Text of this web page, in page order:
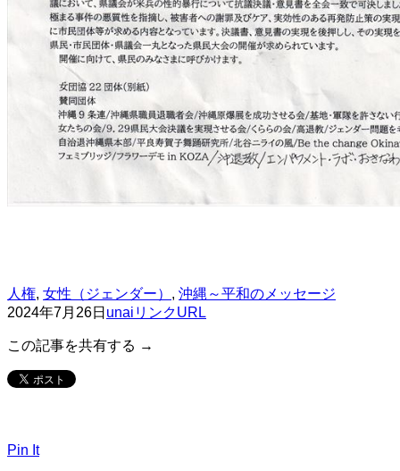
人権, 女性（ジェンダー） , 沖縄～平和のメッセージ
2024年7月26日 unai リンクURL
この記事を共有する →
Pin It